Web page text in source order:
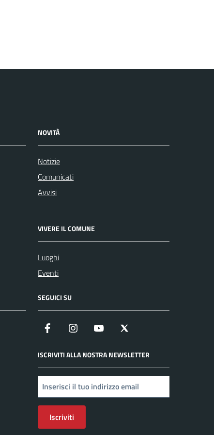
NOVITÀ
Notizie
Comunicati
Avvisi
VIVERE IL COMUNE
Luoghi
Eventi
SEGUICI SU
Facebook Instagram YouTube
ISCRIVITI ALLA NOSTRA NEWSLETTER